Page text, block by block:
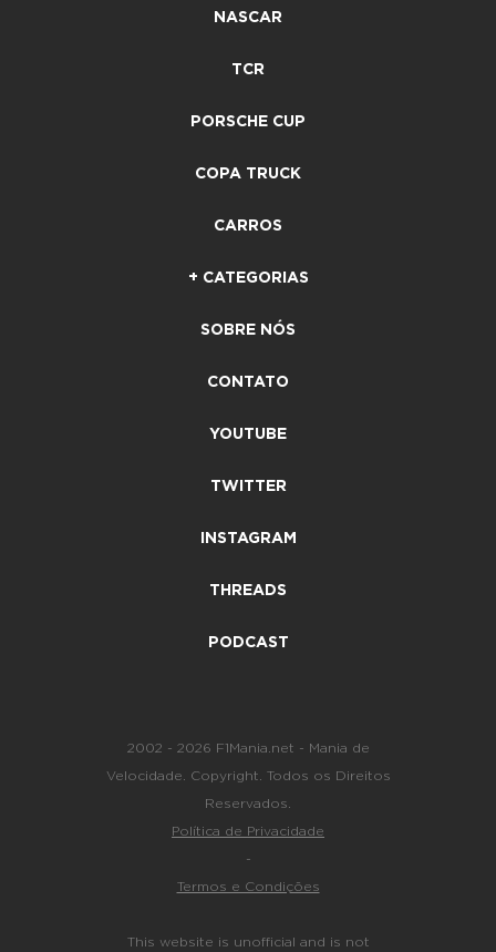
NASCAR
TCR
PORSCHE CUP
COPA TRUCK
CARROS
+ CATEGORIAS
SOBRE NÓS
CONTATO
YOUTUBE
TWITTER
INSTAGRAM
THREADS
PODCAST
2002 - 2026 F1Mania.net - Mania de
Velocidade. Copyright. Todos os Direitos
Reservados.
Política de Privacidade
-
Termos e Condições
This website is unofficial and is not